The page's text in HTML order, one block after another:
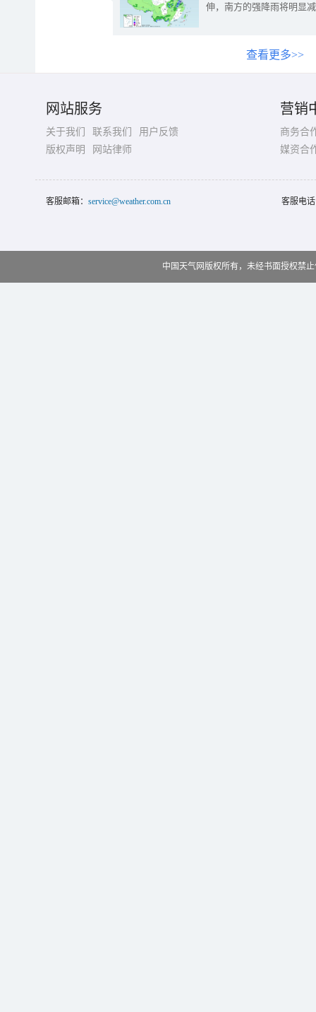
伸，南方的强降雨将明显
查看更多>>
网站服务
关于我们 联系我们
用户反馈
版权声明
网站律师
营销
商务合
媒资合
客服邮箱： service@weather.com.cn 客服电
中国天气网版权所有，未经书面授权